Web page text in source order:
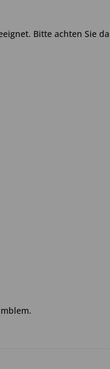
Bitte achten Sie